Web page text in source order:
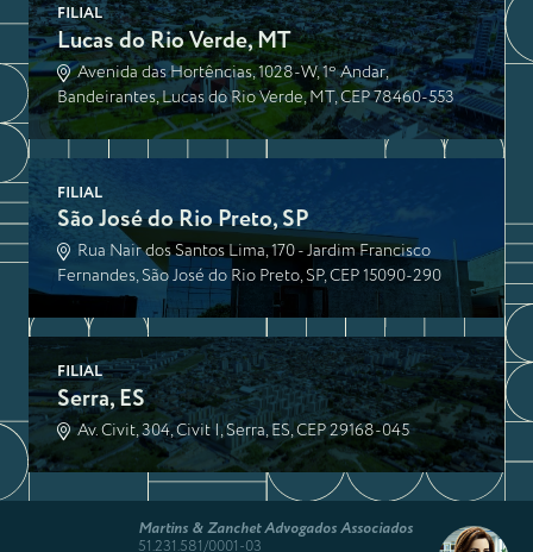
FILIAL
Lucas do Rio Verde, MT
Avenida das Hortências, 1028-W, 1º Andar,
Bandeirantes, Lucas do Rio Verde, MT, CEP 78460-553
FILIAL
São José do Rio Preto, SP
Rua Nair dos Santos Lima, 170 - Jardim Francisco
Fernandes, São José do Rio Preto, SP, CEP 15090-290
FILIAL
Serra, ES
Av. Civit, 304, Civit I, Serra, ES, CEP 29168-045
Martins & Zanchet Advogados Associados
51.231.581/0001-03